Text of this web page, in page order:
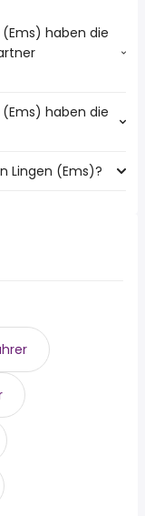
haben die
den meisten
haben die
mit den meisten
Lingen (Ems)?